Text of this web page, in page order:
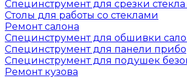
Специнструмент для срезки стекла
Столы для работы со стеклами
Ремонт салона
Специнструмент для обшивки
Специнструмент для панели
Специнструмент для подушек
Ремонт кузова